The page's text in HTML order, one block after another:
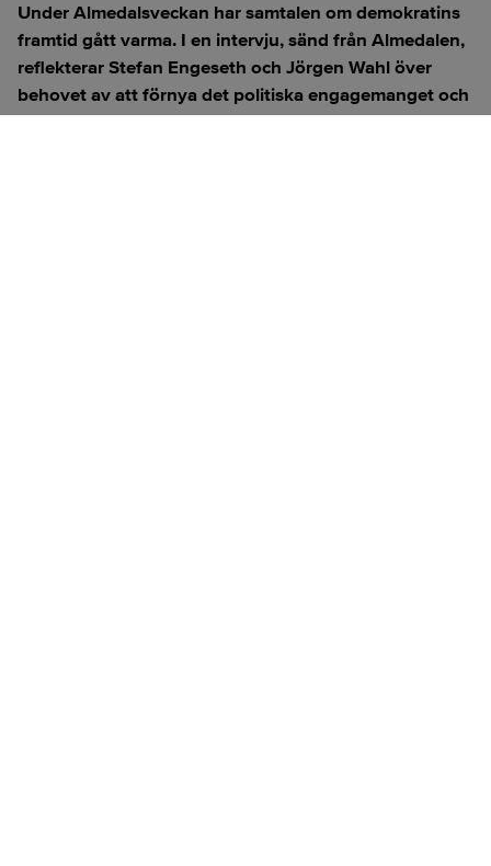
Under Almedalsveckan har samtalen om demokratins
framtid gått varma. I en intervju, sänd från Almedalen,
reflekterar Stefan Engeseth och Jörgen Wahl över
behovet av att förnya det politiska engagemanget och
hur modern teknik kan användas för att överbrygga